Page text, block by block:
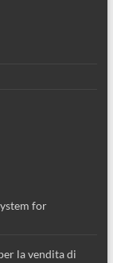
for
la vendita di